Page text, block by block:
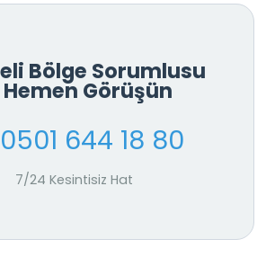
Bölge Sorumlusu
Hemen Görüşün
0501 644 18 80
7/24 Kesintisiz Hat